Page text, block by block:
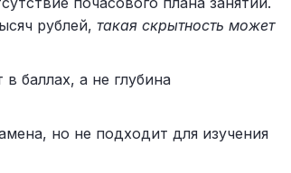
рублей, такая скрытность может
баллах, а не глубина
но не подходит для изучения